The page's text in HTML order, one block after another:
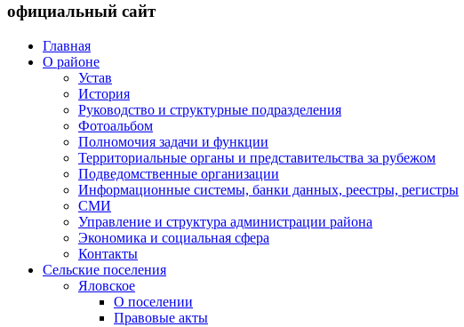
официальный сайт
Главная
О районе
Устав
История
Руководство и структурные подразделения
Фотоальбом
Полномочия задачи и функции
Территориальные органы и представительства за рубежом
Подведомственные организации
Информационные системы, банки данных, реестры, регистры
СМИ
Управление и структура администрации района
Экономика и социальная сфера
Контакты
Сельские поселения
Яловское
О поселении
Правовые акты